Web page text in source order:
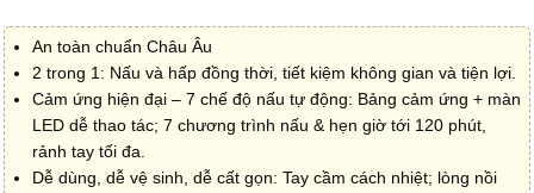
An toàn chuẩn Châu Âu
2 trong 1: Nấu và hấp đồng thời, tiết kiệm không gian và tiện lợi.
Cảm ứng hiện đại – 7 chế độ nấu tự động: Bảng cảm ứng + màn
LED dễ thao tác; 7 chương trình nấu & hẹn giờ tới 120 phút,
rảnh tay tối đa.
Dễ dùng, dễ vệ sinh, dễ cất gọn: Tay cầm cách nhiệt; lòng nồi